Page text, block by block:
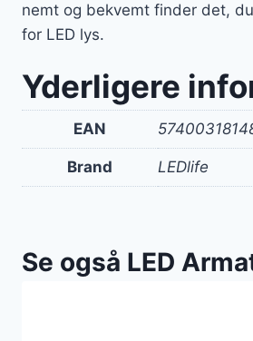
nemt og bekvemt finder det,
for LED lys.
Yderligere
EAN
Brand LEDlife
Se også LED